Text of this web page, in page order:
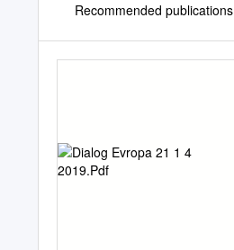
Recommended publications